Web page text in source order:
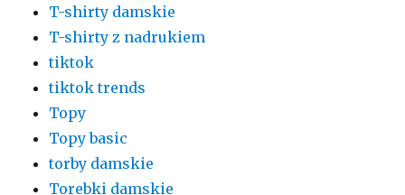
T-shirty damskie
T-shirty z nadrukiem
tiktok
tiktok trends
Topy
Topy basic
torby damskie
Torebki damskie